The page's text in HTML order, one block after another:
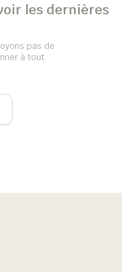
les dernières
pas de
à tout